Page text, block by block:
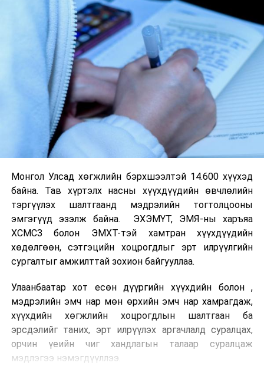
Монгол Улсад хөгжлийн бэрхшээлтэй 14.600 хүүхэд
байна. Тав хүртэлх насны хүүхдүүдийн өвчлөлийн
тэргүүлэх шалтгаанд мэдрэлийн тогтолцооны
эмгэгүүд эзэлж байна. ЭХЭМҮТ, ЭМЯ-ны харъяа
ХСМСЗ болон ЭМХТ-тэй хамтран хүүхдүүдийн
хөдөлгөөн, сэтгэцийн хоцрогдлыг эрт илрүүлгийн
сургалтыг амжилттай зохион байгууллаа.
Улаанбаатар хот есөн дүүргийн хүүхдийн болон ,
мэдрэлийн эмч нар мөн өрхийн эмч нар хамрагдаж,
хүүхдийн хөгжлийн хоцрогдлын шалтгаан ба
эрсдэлийг таних, эрт илрүүлэх аргачлалд суралцах,
орчин үеийн чиг хандлагын талаар суралцаж
мэдлэгээ нэмэгдүүллээ.